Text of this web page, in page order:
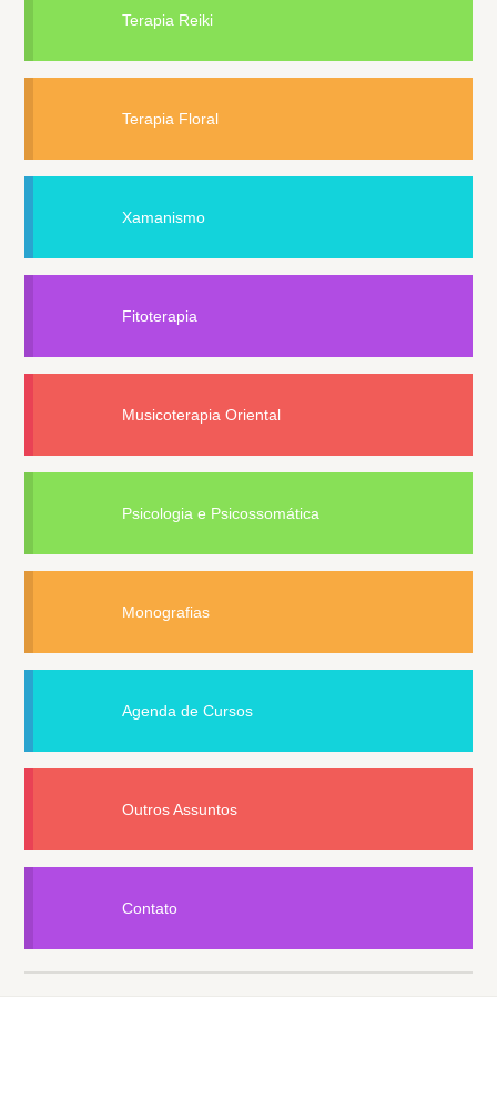
Terapia Reiki
Terapia Floral
Xamanismo
Fitoterapia
Musicoterapia Oriental
Psicologia e Psicossomática
Monografias
Agenda de Cursos
Outros Assuntos
Contato